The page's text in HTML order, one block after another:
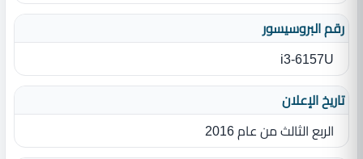
رقم البروسيسور
i3-6157U
تاريخ الإعلان
الربع الثالث من عام 2016